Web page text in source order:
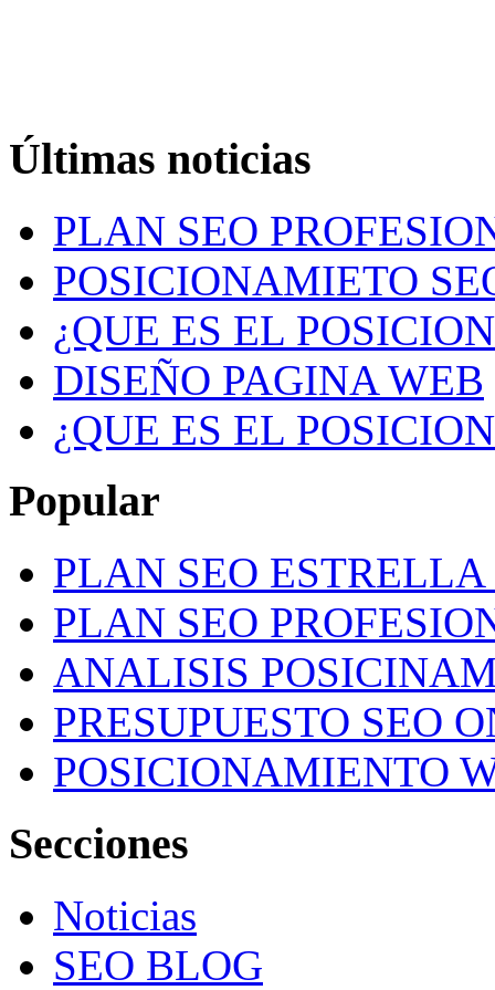
Últimas noticias
PLAN SEO
POSICIONAMIETO
¿QUE ES EL
DISEÑO PAGINA WEB
¿QUE ES EL
Popular
PLAN SEO
PLAN SEO
ANALISIS
PRESUPUESTO SEO
POSICIONAMIENTO
Secciones
Noticias
SEO BLOG